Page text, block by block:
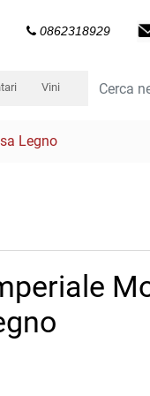
0862318929
Vini
Legno